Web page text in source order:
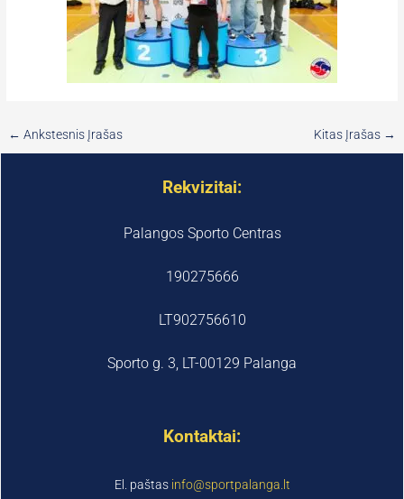
← Ankstesnis Įrašas Kitas Įrašas →
Rekvizitai:
Palangos Sporto Centras
190275666
LT902756610
Sporto g. 3, LT-00129 Palanga
Kontaktai:
El. paštas info@sportpalanga.lt